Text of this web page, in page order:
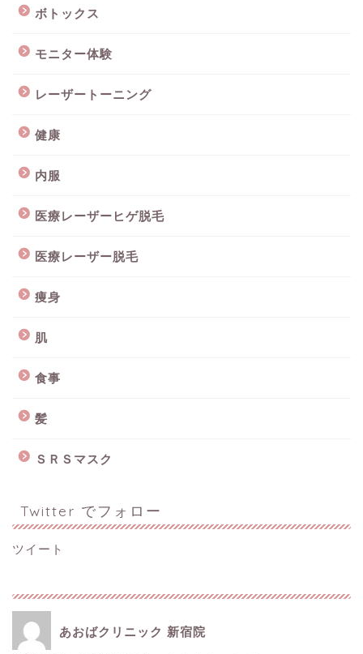
ボトックス
モニター体験
レーザートーニング
健康
内服
医療レーザーヒゲ脱毛
医療レーザー脱毛
痩身
肌
食事
髪
ＳＲＳマスク
Twitter でフォロー
ツイート
あおばクリニック 新宿院